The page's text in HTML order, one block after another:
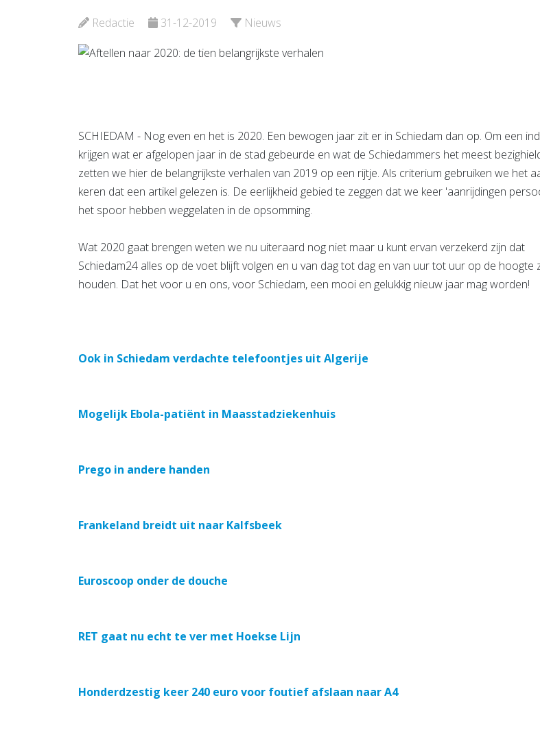
Redactie 31-12-2019 Nieuws
SCHIEDAM - Nog even en het is 2020. Een bewogen jaar zit er in Schiedam dan op. Om een
krijgen wat er afgelopen jaar in de stad gebeurde en wat de Schiedammers het meest
zetten we hier de belangrijkste verhalen van 2019 op een rijtje. Als criterium gebruiken we het
keren dat een artikel gelezen is. De eerlijkheid gebied te zeggen dat we keer 'aanrijdingen
het spoor hebben weggelaten in de opsomming.
Wat 2020 gaat brengen weten we nu uiteraard nog niet maar u kunt ervan verzekerd zijn dat
Schiedam24 alles op de voet blijft volgen en u van dag tot dag en van uur tot uur op de hoogte
houden. Dat het voor u en ons, voor Schiedam, een mooi en gelukkig nieuw jaar mag worden!
Ook in Schiedam verdachte telefoontjes uit Algerije
Mogelijk Ebola-patiënt in Maasstadziekenhuis
Prego in andere handen
Frankeland breidt uit naar Kalfsbeek
Euroscoop onder de douche
RET gaat nu echt te ver met Hoekse Lijn
Honderdzestig keer 240 euro voor foutief afslaan naar A4
Schiedam
Bekijk de pagina
Bekijk de pagina